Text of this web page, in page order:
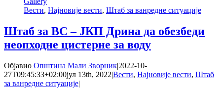
Дрина
изради
пројекат
водовода
зграде
„Старе
Вести, Најновије вести, Штаб за ванредне ситуације
Штаб за ВС – ЈКП Дрина да обезбеди
неопходне цистерне за воду
Објавио Општина Мали Зворник|2022-10-
27T09:45:33+02:00јул 13th, 2022|Вести, Најновије вести, Штаб
за ванредне ситуације|